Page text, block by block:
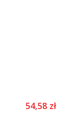
54,58 zł